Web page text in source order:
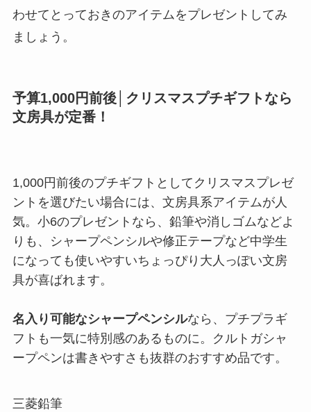
わせてとっておきのアイテムをプレゼントしてみ
ましょう。
予算1,000円前後│クリスマスプチギフトなら
文房具が定番！
1,000円前後のプチギフトとしてクリスマスプレゼ
ントを選びたい場合には、文房具系アイテムが人
気。小6のプレゼントなら、鉛筆や消しゴムなどよ
りも、シャープペンシルや修正テープなど中学生
になっても使いやすいちょっぴり大人っぽい文房
具が喜ばれます。
名入り可能なシャープペンシルなら、プチプラギ
フトも一気に特別感のあるものに。クルトガシャ
ープペンは書きやすさも抜群のおすすめ品です。
三菱鉛筆